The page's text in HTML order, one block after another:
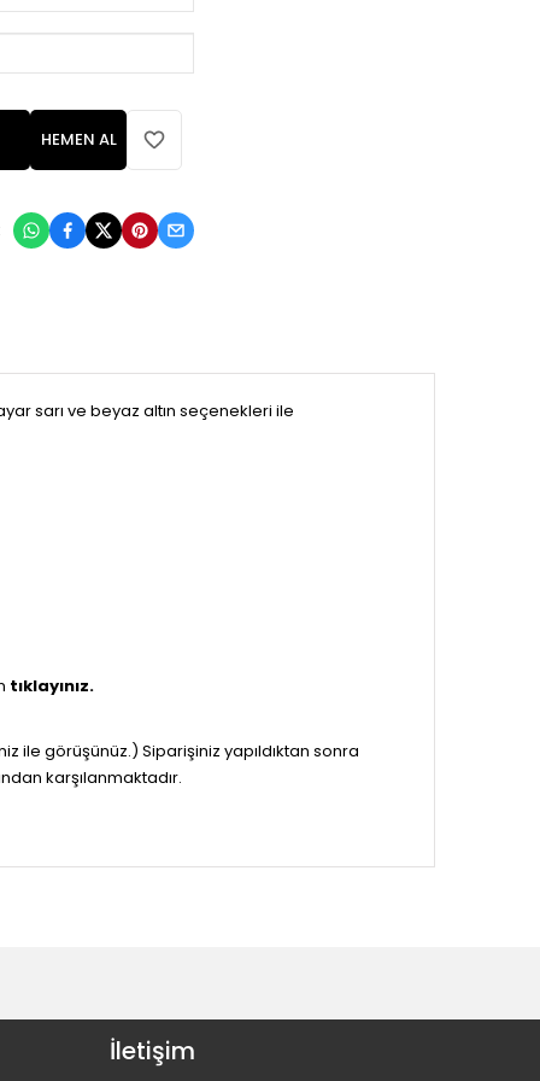
HEMEN AL
sarı ve beyaz altın seçenekleri ile
tıklayınız.
ile görüşünüz.) Siparişiniz yapıldıktan sonra
karşılanmaktadır.
İletişim